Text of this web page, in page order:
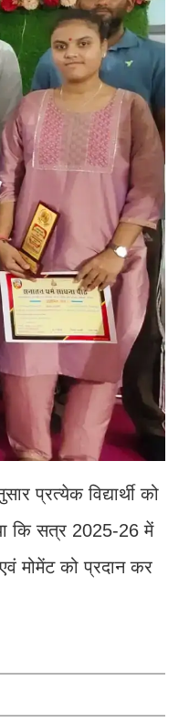
प्रत्येक विद्यार्थी को
कि सत्र 2025-26 में
मोमेंट को प्रदान कर